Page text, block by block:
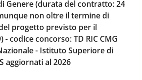
Genere (durata del contratto: 24
non oltre il termine di
progetto previsto per il
- codice concorso: TD RIC CMG
- Istituto Superiore di
aggiornati al 2026